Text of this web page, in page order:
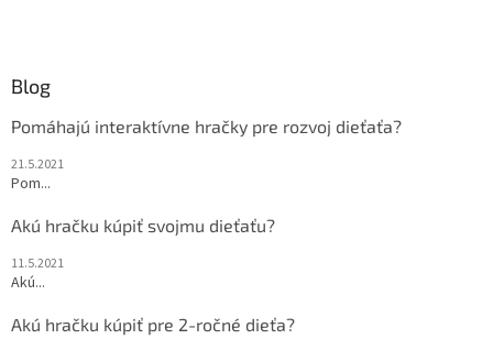
Blog
Pomáhajú interaktívne hračky pre rozvoj dieťaťa?
21.5.2021
Pom...
Akú hračku kúpiť svojmu dieťaťu?
11.5.2021
Akú...
Akú hračku kúpiť pre 2-ročné dieťa?